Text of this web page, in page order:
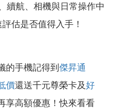
續航、相機與日常操作中
估是否值得入手！
手機記得到 傑昇通
價還送千元尊榮卡及好
享高額優惠！快來看看